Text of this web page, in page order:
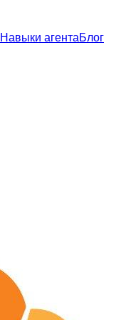
Навыки агентаБлог